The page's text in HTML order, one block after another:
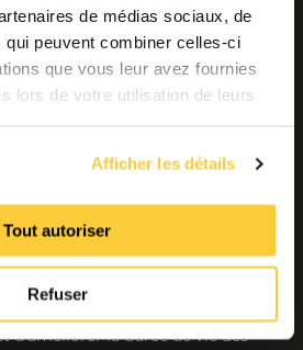
de médias sociaux, de
qui peuvent combiner celles-ci
que vous leur avez fournies
lors de votre utilisation de leurs
Afficher les détails
Tout autoriser
Refuser
via nos réseaux
est un expert de 1er plan en
de l’efficacité des
chauffage et de refroidissement
solutions permettent
de l’énergie, d’accroître le
d’améliorer la durée de vie des